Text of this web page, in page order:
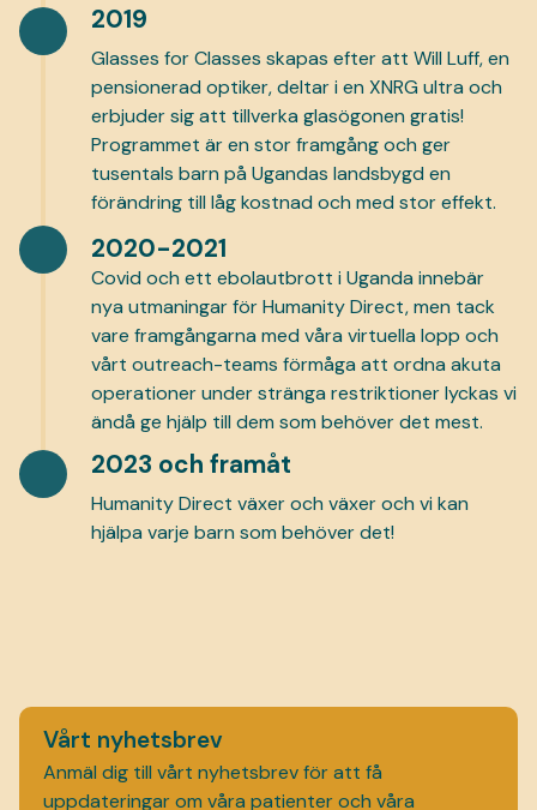
2019
Glasses for Classes skapas efter att Will Luff, en
pensionerad optiker, deltar i en XNRG ultra och
erbjuder sig att tillverka glasögonen gratis!
Programmet är en stor framgång och ger
tusentals barn på Ugandas landsbygd en
förändring till låg kostnad och med stor effekt.
2020-2021
Covid och ett ebolautbrott i Uganda innebär
nya utmaningar för Humanity Direct, men tack
vare framgångarna med våra virtuella lopp och
vårt outreach-teams förmåga att ordna akuta
operationer under stränga restriktioner lyckas vi
ändå ge hjälp till dem som behöver det mest.
2023 och framåt
Humanity Direct växer och växer och vi kan
hjälpa varje barn som behöver det!
Vårt nyhetsbrev
Anmäl dig till vårt nyhetsbrev för att få
uppdateringar om våra patienter och våra